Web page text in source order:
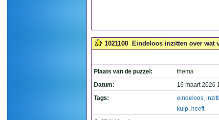
1021100 Eindeloos inzitten over wat
Plaats van de puzzel:
thema
Datum:
16 maart 2026
Tags:
eindeloos,
kuip, heeft